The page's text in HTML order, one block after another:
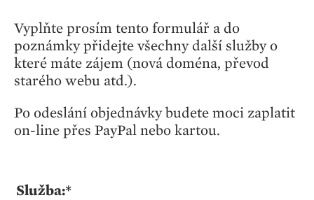
Vyplňte prosím tento formulář a do
poznámky přidejte všechny další služby o
které máte zájem (nová doména, převod
starého webu atd.).
Po odeslání objednávky budete moci zaplatit
on-line přes PayPal nebo kartou.
Služba:*